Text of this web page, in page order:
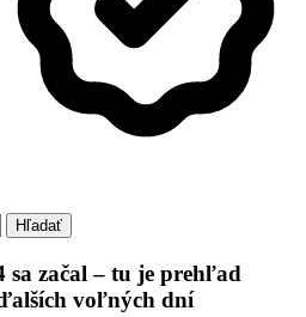
Hľadať
sa začal – tu je prehľad
voľných dní